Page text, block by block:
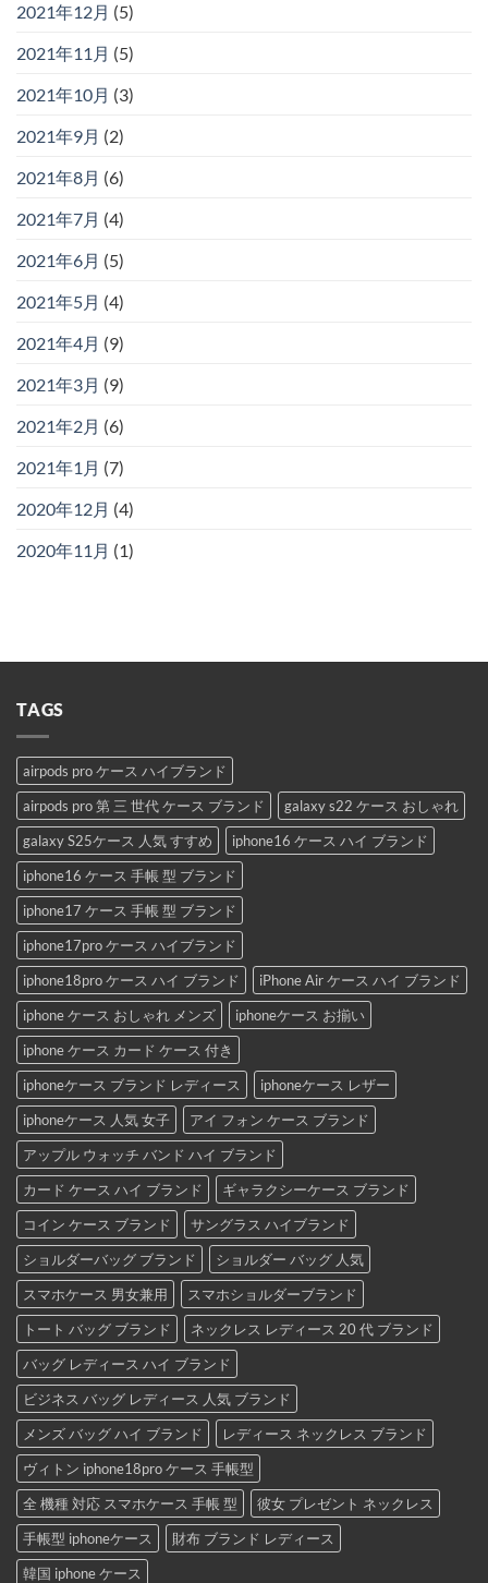
2021年12月 (5)
2021年11月 (5)
2021年10月 (3)
2021年9月 (2)
2021年8月 (6)
2021年7月 (4)
2021年6月 (5)
2021年5月 (4)
2021年4月 (9)
2021年3月 (9)
2021年2月 (6)
2021年1月 (7)
2020年12月 (4)
2020年11月 (1)
TAGS
airpods pro ケース ハイブランド
airpods pro 第 三 世代 ケース ブランド
galaxy s22 ケース おしゃれ
galaxy S25ケース 人気 すすめ
iphone16 ケース ハイ ブランド
iphone16 ケース 手帳 型 ブランド
iphone17 ケース 手帳 型 ブランド
iphone17pro ケース ハイブランド
iphone18pro ケース ハイ ブランド
iPhone Air ケース ハイ ブランド
iphone ケース おしゃれ メンズ
iphoneケース お揃い
iphone ケース カード ケース 付き
iphoneケース ブランド レディース
iphoneケース レザー
iphoneケース 人気 女子
アイ フォン ケース ブランド
アップル ウォッチ バンド ハイ ブランド
カード ケース ハイ ブランド
ギャラクシーケース ブランド
コイン ケース ブランド
サングラス ハイブランド
ショルダーバッグ ブランド
ショルダー バッグ 人気
スマホケース 男女兼用
スマホショルダーブランド
トート バッグ ブランド
ネックレス レディース 20 代 ブランド
バッグ レディース ハイ ブランド
ビジネス バッグ レディース 人気 ブランド
メンズ バッグ ハイ ブランド
レディース ネックレス ブランド
ヴィトン iphone18pro ケース 手帳型
全 機種 対応 スマホケース 手帳 型
彼女 プレゼント ネックレス
手帳型 iphoneケース
財布 ブランド レディース
韓国 iphone ケース